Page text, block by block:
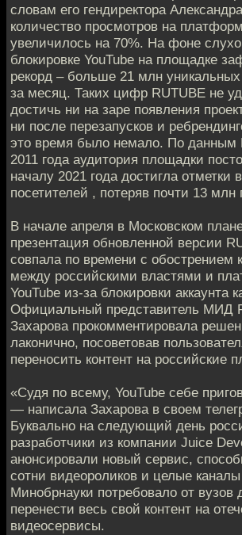
словам его гендиректора
количество просмотров на
увеличилось на 70%. На фоне
блокировке YouTube на площадке
рекорд – больше 21 млн уникальных
за месяц. Таких цифр RUTUBE не
достичь ни на заре появления
ни после перезапусков и
это время было немало. По данным
2011 года аудитория площадки
началу 2021 года достигла отметки
посетителей , потеряв почти 13 млн
В начале апреля в Московском
презентация обновленной версии
совпала по времени с обострением
между российскими властями и
YouTube из-за блокировки аккаунта
Официальный представитель МИД
Захарова прокомментировала
лаконично, посоветовав
переносить контент на российские
«Судя по всему, YouTube себе
— написала Захарова в своем
Буквально на следующий день
разработчики из компании Juice
анонсировали новый сервис,
сотни видеороликов и целые
Минобрнауки потребовало от вузов
перенести весь свой контент на
видеосервисы.